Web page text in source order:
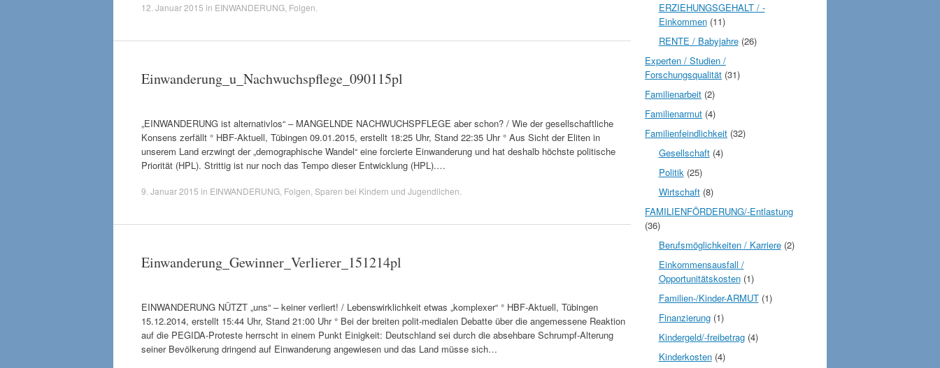
12. Januar 2015 in EINWANDERUNG Folgen
Einwanderung_u_Nachwuchspflege_090115pl
„EINWANDERUNG ist alternativlos“ – MANGELNDE NACHWUCHSPFLEGE aber schon? / Wie der gesellschaftliche
Konsens zerfällt ° HBF-Aktuell, Tübingen 09.01.2015, erstellt 18:25 Uhr, Stand 22:35 Uhr ° Aus Sicht der Eliten in
unserem Land erzwingt der „demographische Wandel“ eine forcierte Einwanderung und hat deshalb höchste politische
Priorität (HPL). Strittig ist nur noch das Tempo dieser Entwicklung (HPL).…
9. Januar 2015 in EINWANDERUNG Folgen Sparen bei Kindern und Jugendlichen
Einwanderung_Gewinner_Verlierer_151214pl
EINWANDERUNG NÜTZT „uns“ – keiner verliert! / Lebenswirklichkeit etwas „komplexer“ ° HBF-Aktuell, Tübingen
15.12.2014, erstellt 15:44 Uhr, Stand 21:00 Uhr ° Bei der breiten polit-medialen Debatte über die angemessene Reaktion
auf die PEGIDA-Proteste herrscht in einem Punkt Einigkeit: Deutschland sei durch die absehbare Schrumpf-Alterung
seiner Bevölkerung dringend auf Einwanderung angewiesen und das Land müsse sich…
ERZIEHUNGSGEHALT / -
Einkommen(11)
RENTE / Babyjahre(26)
Experten / Studien /
Forschungsqualität (31)
Familienarbeit (2)
Familienarmut (4)
Familienfeindlichkeit (32)
Gesellschaft(4)
Politik(25)
Wirtschaft(8)
FAMILIENFÖRDERUNG/-Entlastung
(36)
Berufsmöglichkeiten / Karriere(2)
Einkommensausfall /
Opportunitätskosten(1)
Familien-/Kinder-ARMUT(1)
Finanzierung(1)
Kindergeld/-freibetrag(4)
Kinderkosten(4)